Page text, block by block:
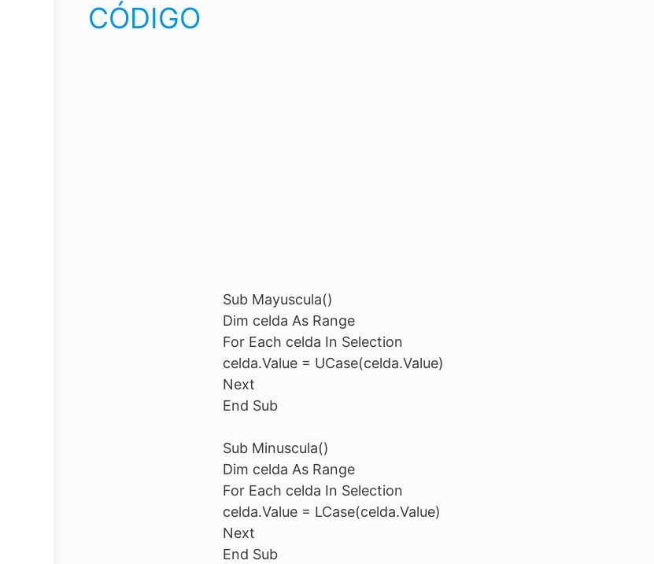
CÓDIGO
Sub Mayuscula()
Dim celda As Range
For Each celda In Selection
celda.Value = UCase(celda.Value)
Next
End Sub
Sub Minuscula()
Dim celda As Range
For Each celda In Selection
celda.Value = LCase(celda.Value)
Next
End Sub